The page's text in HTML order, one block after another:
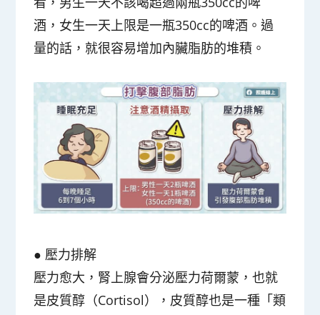
酒，女生一天上限是一瓶350cc的啤酒。過
量的話，就很容易增加內臟脂肪的堆積。
● 壓力排解
壓力愈大，腎上腺會分泌壓力荷爾蒙，也就
是皮質醇（Cortisol），皮質醇也是一種「類